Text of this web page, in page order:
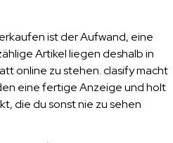
ist der Aufwand, eine
Artikel liegen deshalb in
online zu stehen. clasify macht
eine fertige Anzeige und holt
die du sonst nie zu sehen